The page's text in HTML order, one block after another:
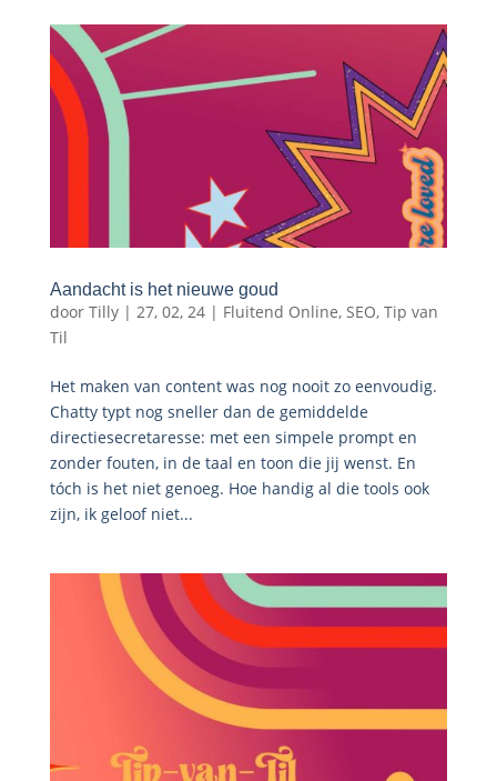
Aandacht is het nieuwe goud
door Tilly| 27, 02, 24| Fluitend Online, SEO, Tip van
Til
Het maken van content was nog nooit zo eenvoudig.
Chatty typt nog sneller dan de gemiddelde
directiesecretaresse: met een simpele prompt en
zonder fouten, in de taal en toon die jij wenst. En
tóch is het niet genoeg. Hoe handig al die tools ook
zijn, ik geloof niet...